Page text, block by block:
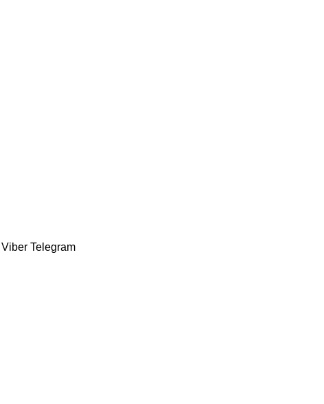
Viber Telegram